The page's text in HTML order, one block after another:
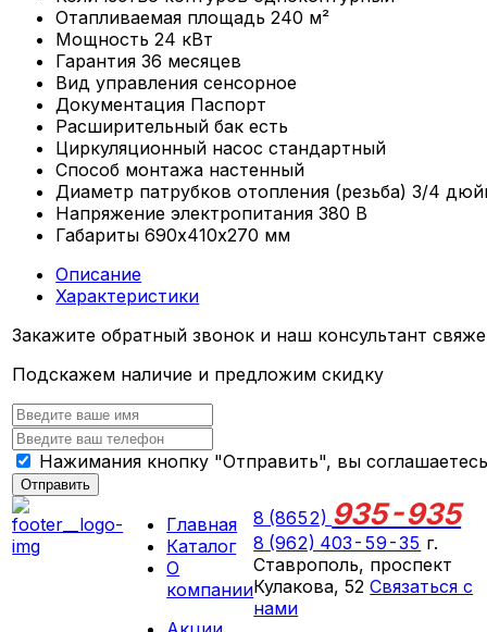
Отапливаемая площадь 240 м²
Мощность 24 кВт
Гарантия 36 месяцев
Вид управления сенсорное
Документация Паспорт
Расширительный бак есть
Циркуляционный насос стандартный
Способ монтажа настенный
Диаметр патрубков отопления (резьба) 3/4
Напряжение электропитания 380 В
Габариты 690х410х270 мм
Описание
Характеристики
Закажите обратный звонок и наш консультант
Подскажем наличие и предложим скидку
Нажимания кнопку "Отправить", вы
Отправить
Главная
Каталог
О
компании
8 (8652) 935-935
8 (962) 403-59-35 г.
Ставрополь, проспект
Кулакова, 52Связаться с
нами